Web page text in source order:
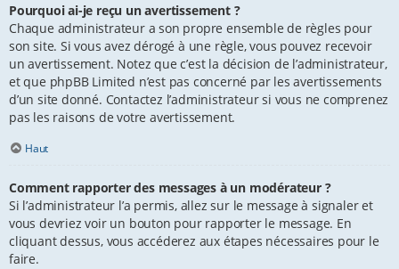
Pourquoi ai-je reçu un avertissement ?
Chaque administrateur a son propre ensemble de règles pour
son site. Si vous avez dérogé à une règle, vous pouvez recevoir
un avertissement. Notez que c’est la décision de l’administrateur,
et que phpBB Limited n’est pas concerné par les avertissements
d’un site donné. Contactez l’administrateur si vous ne comprenez
pas les raisons de votre avertissement.
Haut
Comment rapporter des messages à un modérateur ?
Si l’administrateur l’a permis, allez sur le message à signaler et
vous devriez voir un bouton pour rapporter le message. En
cliquant dessus, vous accéderez aux étapes nécessaires pour le
faire.